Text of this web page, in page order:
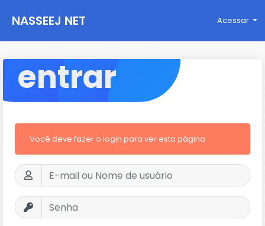
NASSEEJ NET Acessar
entrar
Você deve fazer o login para ver esta página